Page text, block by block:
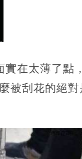
在太薄了點
被刮花的絕